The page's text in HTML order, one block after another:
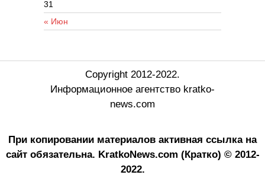
« Июн
31
Copyright 2012-2022.
Информационное агентство kratko-
news.com
При копировании материалов активная ссылка на
сайт обязательна. KratkoNews.com (Кратко) © 2012-
2022.